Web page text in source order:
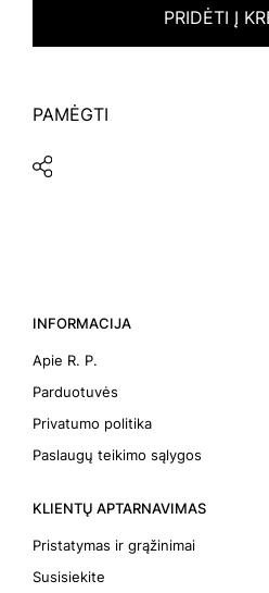
PRIDĖTI Į
PAMĖGTI
INFORMACIJA
Apie R. P.
Parduotuvės
Privatumo politika
Paslaugų teikimo sąlygos
KLIENTŲ APTARNAVIMAS
Pristatymas ir grąžinimai
Susisiekite